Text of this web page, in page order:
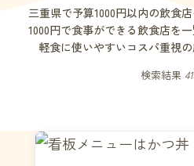
三重県で予算1000円以内の飲食
1000円で食事ができる飲食店を
軽食に使いやすいコスパ重視
検索結果